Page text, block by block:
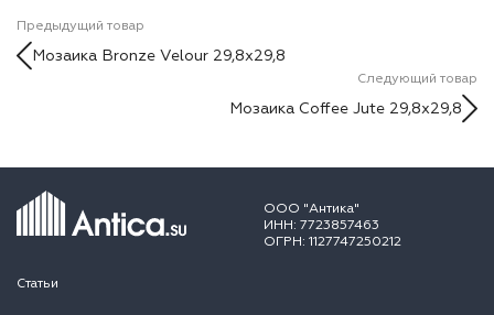
Предыдущий товар
Мозаика Bronze Velour 29,8х29,8
Следующий товар
Мозаика Coffee Jute 29,8х29,8
ООО "Антика"
ИНН: 7723857463
ОГРН: 1127747250212
Статьи